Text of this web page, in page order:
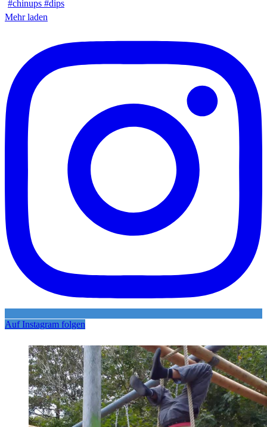
Mehr laden
Auf Instagram folgen